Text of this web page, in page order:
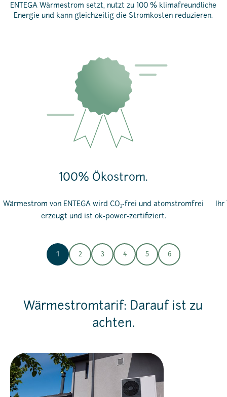
ENTEGA Wärmestrom setzt, nutzt zu 100 % klimafreundliche
Energie und kann gleichzeitig die Stromkosten reduzieren.
100% Ökostrom.
Wärmestrom von ENTEGA wird CO2-frei und atomstromfrei
erzeugt und ist ok-power-zertifiziert.
1 2 3 4 5 6
Wärmestromtarif: Darauf ist zu
achten.